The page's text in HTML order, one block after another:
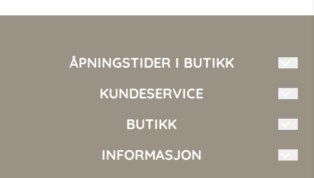
ÅPNINGSTIDER I BUTIKK
Torsdag 10.00 - 18.00
Søndag Stengt
KUNDESERVICE
Mote i Nord AS
+47 410 14 144
BUTIKK
Vilkår
INFORMASJON